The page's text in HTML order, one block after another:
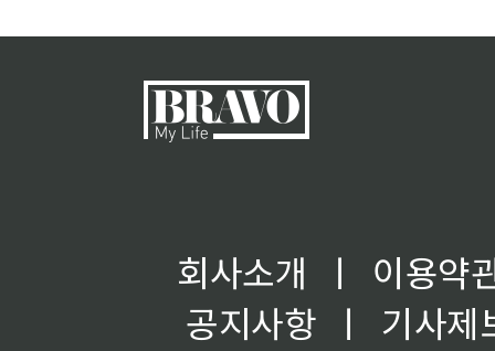
회사소개 ㅣ
이용약
공지사항
ㅣ
기사제